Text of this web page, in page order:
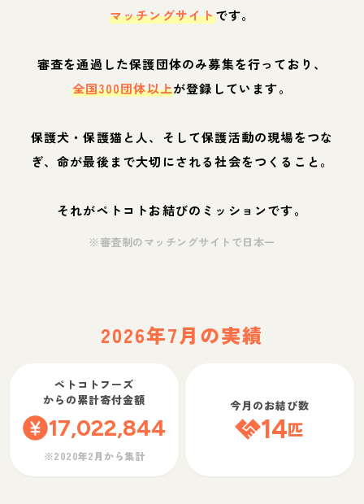
マッチングサイトです。
審査を通過した保護団体のみ募集を行っており、
全国300団体以上が登録しています。
保護犬・保護猫と人、そして保護活動の現場をつな
ぎ、命が最後まで大切にされる社会をつくること。
それがペトコトお結びのミッションです。
※審査制のマッチングサイトで日本一
2026年7月の実績
ペトコトフーズ
からの累計寄付金額
17,022,844
※2020年2月から集計
今月のお結び数
14匹